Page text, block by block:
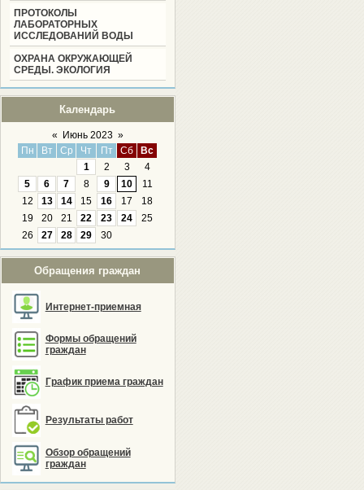
ПРОТОКОЛЫ
ЛАБОРАТОРНЫХ
ИССЛЕДОВАНИЙ ВОДЫ
ОХРАНА ОКРУЖАЮЩЕЙ
СРЕДЫ. ЭКОЛОГИЯ
Календарь
« Июнь 2023 »
Пн
Вт Ср Чт Пт Сб
Вс
1
2 3
4
5
6 7 8 9 10
11
12
13 14 15 16 17
18
19
20 21 22 23 24
25
26
27 28 29 30
Обращения граждан
Интернет-приемная
Формы обращений
граждан
График приема граждан
Результаты работ
Обзор обращений
граждан